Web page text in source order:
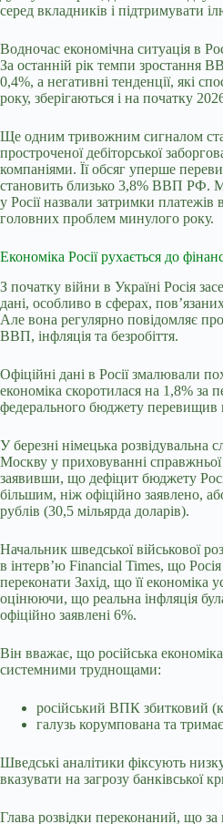
серед вкладників і підтримувати
Водночас економічна ситуація в
За останній рік темпи зростання
0,4%, а негативні тенденції, які
року, зберігаються і на початку
Ще одним тривожним сигналом
простроченої дебіторської
компаніями. Її обсяг уперше
становить близько 3,8% ВВП РФ.
у Росії назвали затримки платежів
головних проблем минулого року.
Економіка Росії рухається до
З початку війни в Україні Росія
дані, особливо в сферах,
Але вона регулярно повідомляє
ВВП, інфляція та безробіття.
Офіційні дані в Росії змалювали
економіка скоротилася на 1,8% за
федерального бюджету перевищив
У березні німецька розвідувальна
Москву у приховуванні справжньої
заявивши, що дефіцит бюджету
більшим, ніж офіційно заявлено,
рублів (30,5 мільярда доларів).
Начальник шведської військової
в інтерв’ю Financial Times, що
переконати Захід, що її економіка
оцінюючи, що реальна інфляція
офіційно заявлені 6%.
Він вважає, що російська економіка
системними труднощами:
російський ВПК збитковий
галузь корумпована та
Шведські аналітики фіксують
вказувати на загрозу банківської
Глава розвідки переконаний, що